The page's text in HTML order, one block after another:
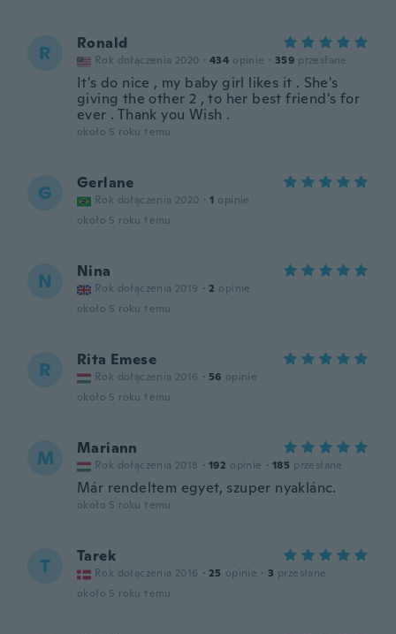
R Ronald
Rok dołączenia 2020 · 434 opinie · 359 przesłane
It's do nice , my baby girl likes it . She's
giving the other 2 , to her best friend's for
ever . Thank you Wish .
około 5 roku temu
G Gerlane
Rok dołączenia 2020 · 1 opinie
około 5 roku temu
N Nina
Rok dołączenia 2019 · 2 opinie
około 5 roku temu
R Rita Emese
Rok dołączenia 2016 · 56 opinie
około 5 roku temu
M Mariann
Rok dołączenia 2018 · 192 opinie · 185 przesłane
Már rendeltem egyet, szuper nyaklánc.
około 5 roku temu
T Tarek
Rok dołączenia 2016 · 25 opinie · 3 przesłane
około 5 roku temu